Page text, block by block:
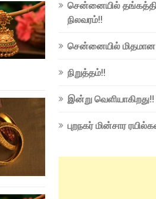
சென்னையில்
நிலவரம்!!
சென்னையில் மிதமான
நிறுத்தம்!!
இன்று வெளியாகிறது!!
புறநகர் மின்சார